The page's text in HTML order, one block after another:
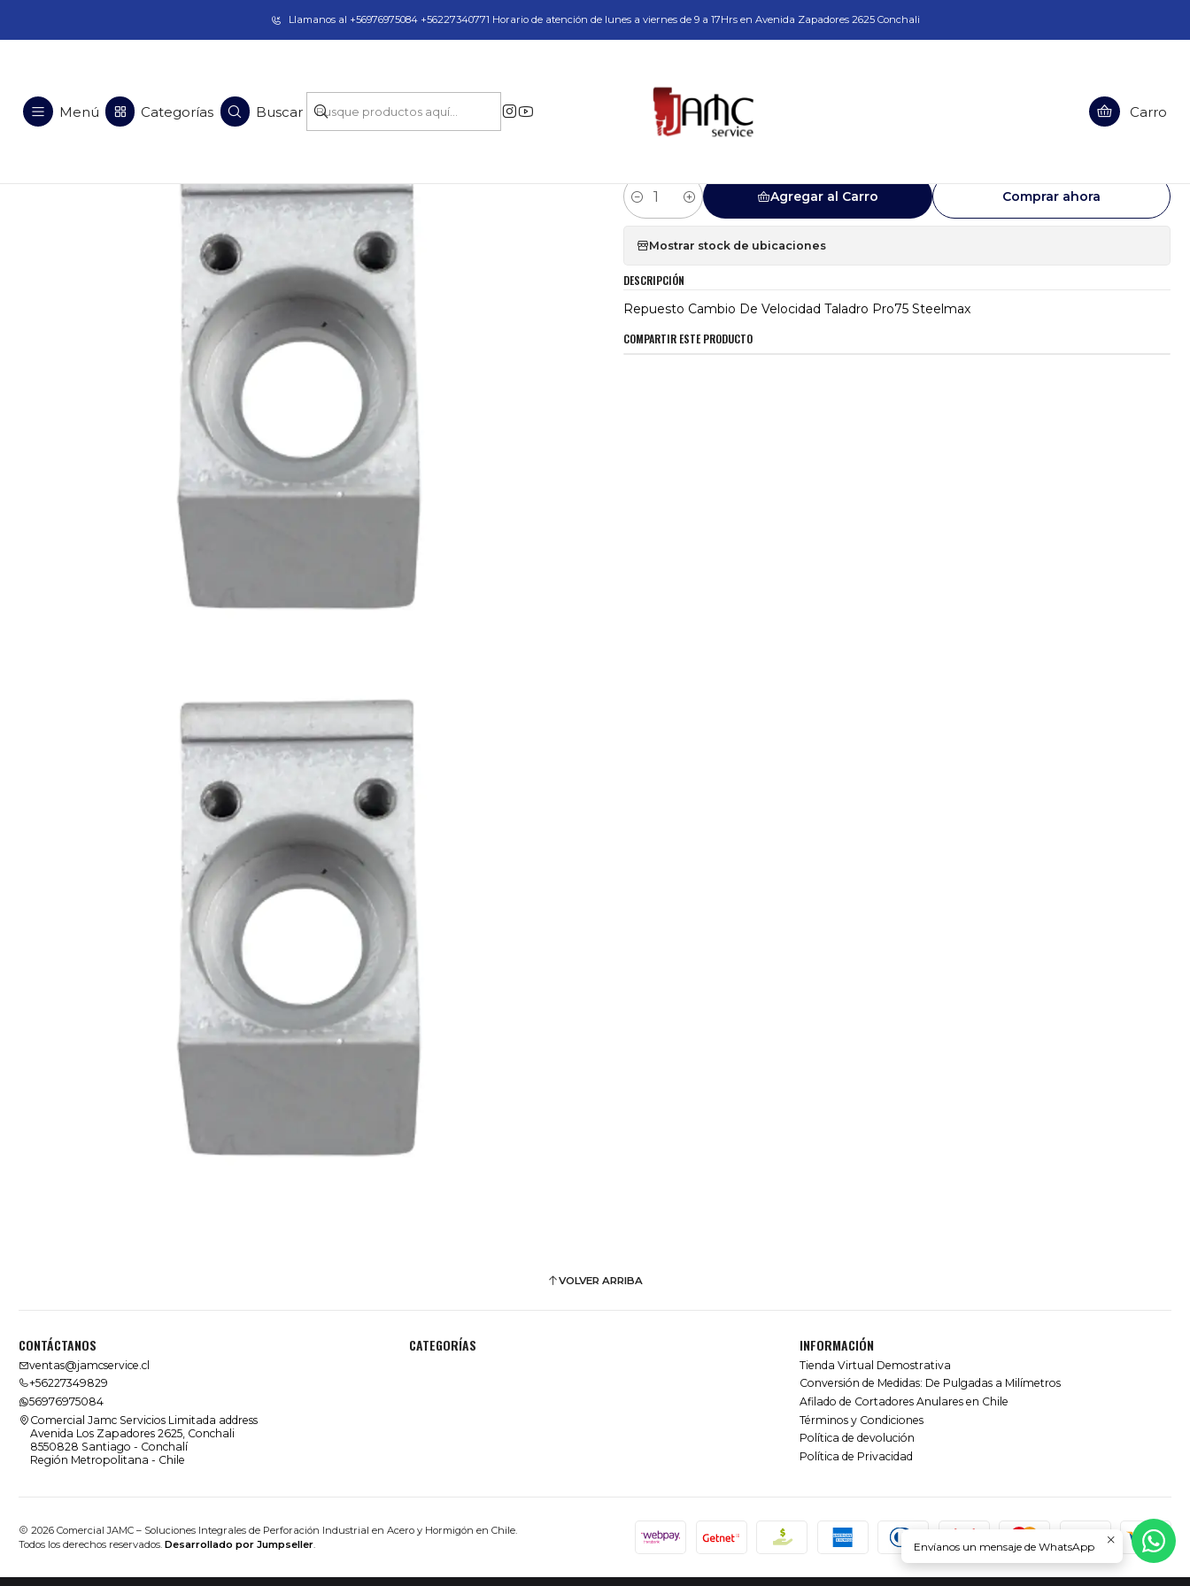
Taladros Magnéticos en Chile | Venta, Arriendo y Servicio Técnico
Menú Categorías Buscar Carro
Llamanos al +56976975084 +56227340771 Horario de atención de lunes a viernes de 9 a 17Hrs en Avenida Zapadores 2625 Conchali
Repuesto Cambio De Velocidad Taladro Pro75
Cantidad
Agregar al Carro Comprar ahora
Mostrar stock de ubicaciones
DESCRIPCIÓN
Repuesto Cambio De Velocidad Taladro Pro75 Steelmax
COMPARTIR ESTE PRODUCTO
VOLVER ARRIBA
CONTÁCTANOS
ventas@jamcservice.cl
+56227349829
56976975084
Comercial Jamc Servicios Limitada address
Avenida Los Zapadores 2625, Conchali
8550828 Santiago - Conchalí
Región Metropolitana - Chile
CATEGORÍAS INFORMACIÓN
Tienda Virtual Demostrativa
Conversión de Medidas: De Pulgadas a Milímetros
Afilado de Cortadores Anulares en Chile
Términos y Condiciones
Política de devolución
Política de Privacidad
2026 Comercial JAMC – Soluciones Integrales de Perforación Industrial en Acero y Hormigón en Chile.
Todos los derechos reservados. Desarrollado por Jumpseller. Envíanos un mensaje de WhatsApp